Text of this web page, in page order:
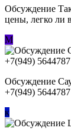
Обсуждение
цены, легко ли
М
Обсуждение
+7(949) 5644787
к